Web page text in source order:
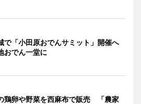
で「小田原おでんサミット」開催へ
おでん一堂に
鶏卵や野菜を西麻布で販売 「農家